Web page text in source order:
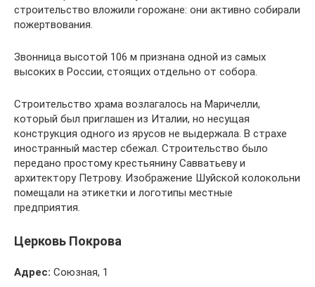
строительство вложили горожане: они активно собирали
пожертвования.
Звонница высотой 106 м признана одной из самых
высоких в России, стоящих отдельно от собора.
Строительство храма возлагалось на Маричелли,
который был приглашен из Италии, но несущая
конструкция одного из ярусов не выдержала. В страхе
иностранный мастер сбежал. Строительство было
передано простому крестьянину Савватьеву и
архитектору Петрову. Изображение Шуйской колокольни
помещали на этикетки и логотипы местные
предприятия.
Церковь Покрова
Адрес: Союзная, 1